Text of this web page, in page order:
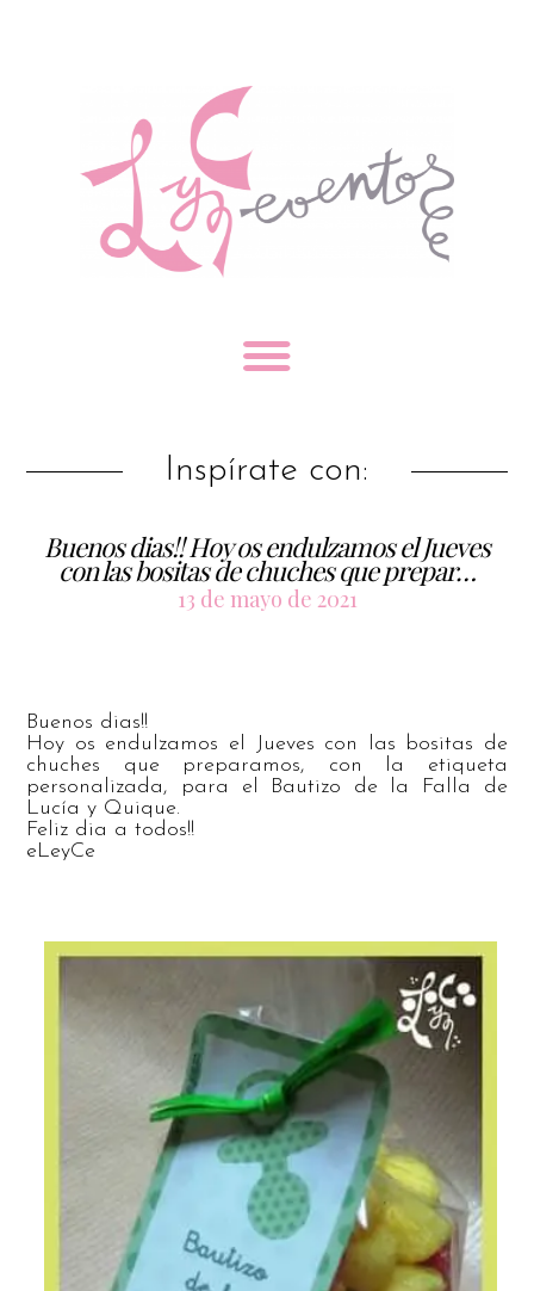
Inspírate con:
Buenos dias!! Hoy os endulzamos el Jueves
con las bositas de chuches que prepar…
13 de mayo de 2021
Buenos dias!!
Hoy os endulzamos el Jueves con las bositas de
chuches que preparamos, con la etiqueta
personalizada, para el Bautizo de la Falla de
Lucía y Quique.
Feliz dia a todos!!
eLeyCe